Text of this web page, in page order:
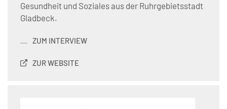
Gesundheit und Soziales aus der Ruhrgebietsstadt
Gladbeck.
ZUM INTERVIEW
ZUR WEBSITE